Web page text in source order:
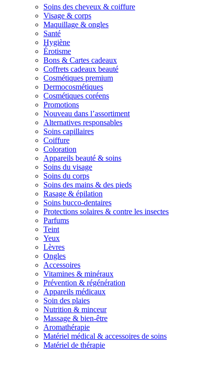
Soins des cheveux & coiffure
Visage & corps
Maquillage & ongles
Santé
Hygiène
Érotisme
Bons & Cartes cadeaux
Coffrets cadeaux beauté
Cosmétiques premium
Dermocosmétiques
Cosmétiques coréens
Promotions
Nouveau dans l’assortiment
Alternatives responsables
Soins capillaires
Coiffure
Coloration
Appareils beauté & soins
Soins du visage
Soins du corps
Soins des mains & des pieds
Rasage & épilation
Soins bucco-dentaires
Protections solaires & contre les insectes
Parfums
Teint
Yeux
Lèvres
Ongles
Accessoires
Vitamines & minéraux
Prévention & régénération
Appareils médicaux
Soin des plaies
Nutrition & minceur
Massage & bien-être
Aromathérapie
Matériel médical & accessoires de soins
Matériel de thérapie